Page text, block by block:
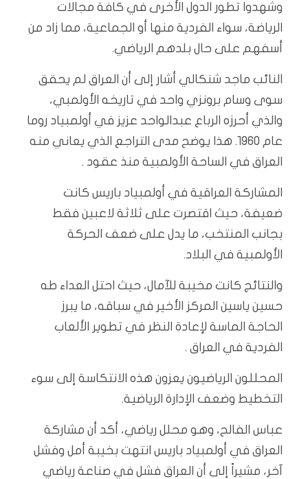
وشهدوا تطور الدول الأخرى في كافة مجالات
الرياضة، سواء الفردية منها أو الجماعية، مما زاد من
أسفهم على حال بلدهم الرياضي.
النائب ماجد شنكالي أشار إلى أن العراق لم يحقق
سوى وسام برونزي واحد في تاريخه الأولمبي،
والذي أحرزه الرباع عبدالواحد عزيز في أولمبياد روما
عام 1960. هذا يوضح مدى التراجع الذي يعاني منه
العراق في الساحة الأولمبية منذ عقود .
المشاركة العراقية في أولمبياد باريس كانت
ضعيفة، حيث اقتصرت على ثلاثة لاعبين فقط
بجانب المنتخب، ما يدل على ضعف الحركة
الأولمبية في البلاد.
والنتائج كانت مخيبة للآمال، حيث احتل العداء طه
حسين ياسين المركز الأخير في سباقه، ما يبرز
الحاجة الماسة لإعادة النظر في تطوير الألعاب
الفردية في العراق .
المحللون الرياضيون يعزون هذه الانتكاسة إلى سوء
التخطيط وضعف الإدارة الرياضية.
عباس الفالح، وهو محلل رياضي، أكد أن مشاركة
العراق في أولمبياد باريس انتهت بخيبة أمل وفشل
آخر، مشيراً إلى أن العراق فشل في صناعة رياضي